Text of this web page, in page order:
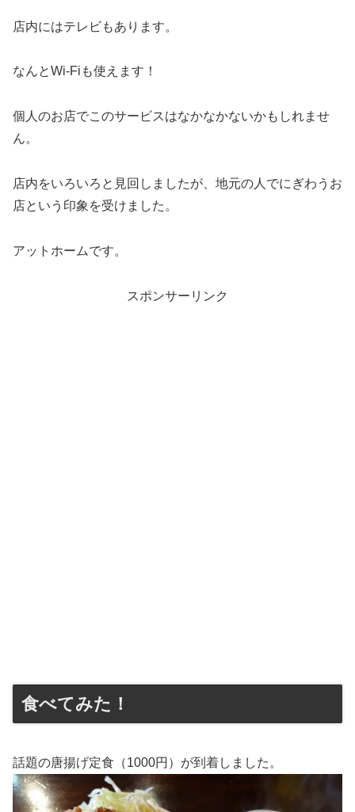
店内にはテレビもあります。
なんとWi-Fiも使えます！
個人のお店でこのサービスはなかなかないかもしれませ
ん。
店内をいろいろと見回しましたが、地元の人でにぎわうお
店という印象を受けました。
アットホームです。
スポンサーリンク
食べてみた！
話題の唐揚げ定食（1000円）が到着しました。